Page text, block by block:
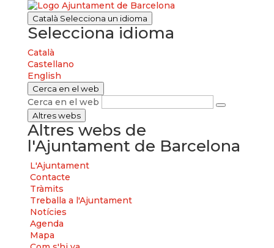
Català Selecciona un idioma
Selecciona idioma
Català
Castellano
English
Cerca en el web
Cerca en el web
Altres webs
Altres webs de
l'Ajuntament de Barcelona
L'Ajuntament
Contacte
Tràmits
Treballa a l'Ajuntament
Notícies
Agenda
Mapa